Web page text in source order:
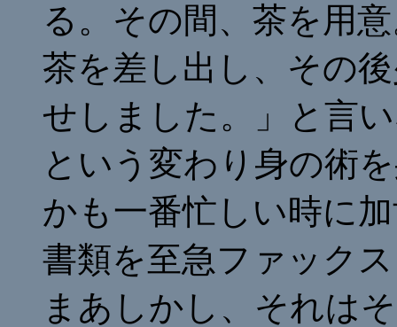
る。その間、茶を用
茶を差し出し、その
せしました。」と言
という変わり身の術
かも一番忙しい時に
書類を至急ファック
まあしかし、それは